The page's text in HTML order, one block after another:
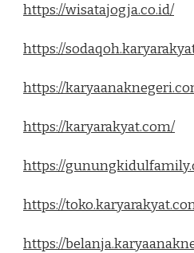
https://wisatajogja.co.id/
https://
https://
https://karyarakyat.com/
https://
https://
https://